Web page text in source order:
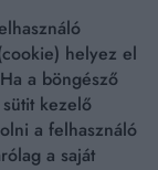
helyez el
a böngésző
kezelő
a felhasználó
a saját